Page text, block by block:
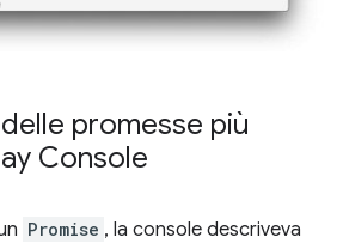
promesse più
Console
Promise , la console descriveva